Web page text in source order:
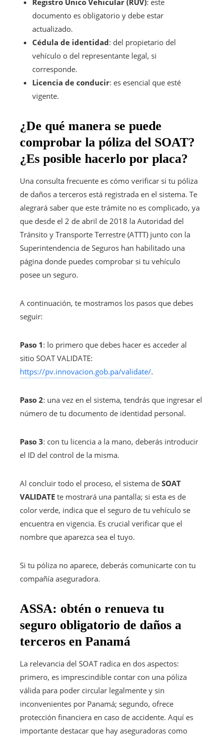
Registro Único Vehicular (RUV): este
documento es obligatorio y debe estar
actualizado.
Cédula de identidad: del propietario del
vehículo o del representante legal, si
corresponde.
Licencia de conducir: es esencial que esté
vigente.
¿De qué manera se puede
comprobar la póliza del SOAT?
¿Es posible hacerlo por placa?
Una consulta frecuente es cómo verificar si tu póliza
de daños a terceros está registrada en el sistema. Te
alegrará saber que este trámite no es complicado, ya
que desde el 2 de abril de 2018 la Autoridad del
Tránsito y Transporte Terrestre (ATTT) junto con la
Superintendencia de Seguros han habilitado una
página donde puedes comprobar si tu vehículo
posee un seguro.
A continuación, te mostramos los pasos que debes
seguir:
Paso 1: lo primero que debes hacer es acceder al
sitio SOAT VALIDATE:
https://pv.innovacion.gob.pa/validate/.
Paso 2: una vez en el sistema, tendrás que ingresar el
número de tu documento de identidad personal.
Paso 3: con tu licencia a la mano, deberás introducir
el ID del control de la misma.
Al concluir todo el proceso, el sistema de SOAT
VALIDATE te mostrará una pantalla; si esta es de
color verde, indica que el seguro de tu vehículo se
encuentra en vigencia. Es crucial verificar que el
nombre que aparezca sea el tuyo.
Si tu póliza no aparece, deberás comunicarte con tu
compañía aseguradora.
ASSA: obtén o renueva tu
seguro obligatorio de daños a
terceros en Panamá
La relevancia del SOAT radica en dos aspectos:
primero, es imprescindible contar con una póliza
válida para poder circular legalmente y sin
inconvenientes por Panamá; segundo, ofrece
protección financiera en caso de accidente. Aquí es
importante destacar que hay aseguradoras como